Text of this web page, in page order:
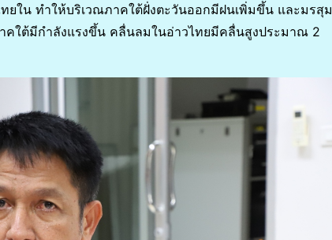
ยใน ทำให้บริเวณภาคใต้ฝั่งตะวันออกมีฝนเพิ่มขึ้น และมรสุม
คใต้มีกำลังแรงขึ้น คลื่นลมในอ่าวไทยมีคลื่นสูงประมาณ 2